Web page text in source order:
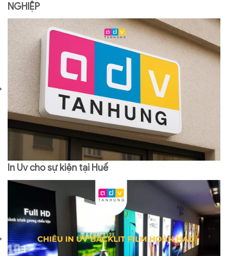
NGHIỆP
In Uv cho sự kiện tại Huế